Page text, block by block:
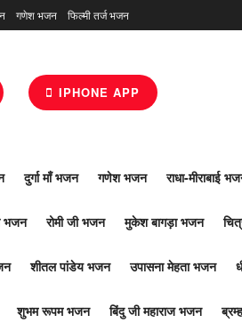
गणेश भजन फिल्मी तर्ज भजन
IPHONE APP
दुर्गा माँ भजन गणेश भजन राधा-मीराबाई
भजन रोमी जी भजन मुकेश बागड़ा भजन
शीतल पांडेय भजन उपासना मेहता भजन
शुभम रूपम भजन बिंदु जी महाराज भजन